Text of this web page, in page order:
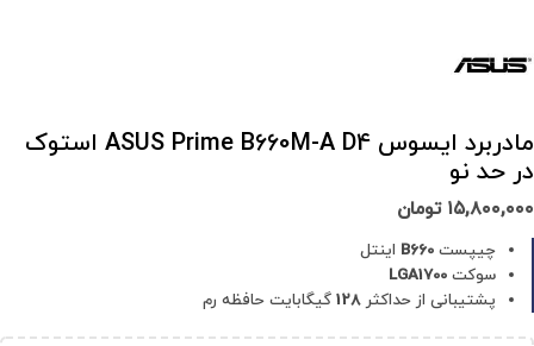
مادربرد ایسوس ASUS Prime B660M-A D4 استوک
در حد نو
۱۵,۸۰۰,۰۰۰ تومان
چیپست B660 اینتل
سوکت LGA1700
پشتیبانی از حداکثر 128 گیگابایت حافظه رم